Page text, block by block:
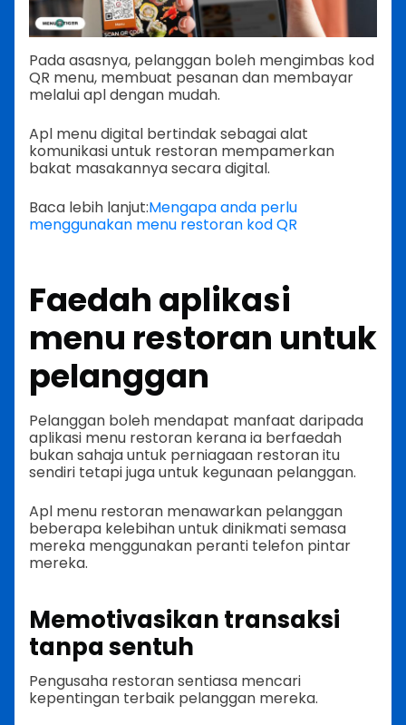
Pada asasnya, pelanggan boleh mengimbas kod
QR menu, membuat pesanan dan membayar
melalui apl dengan mudah.
Apl menu digital bertindak sebagai alat
komunikasi untuk restoran mempamerkan
bakat masakannya secara digital.
Baca lebih lanjut:Mengapa anda perlu
menggunakan menu restoran kod QR
Faedah aplikasi
menu restoran untuk
pelanggan
Pelanggan boleh mendapat manfaat daripada
aplikasi menu restoran kerana ia berfaedah
bukan sahaja untuk perniagaan restoran itu
sendiri tetapi juga untuk kegunaan pelanggan.
Apl menu restoran menawarkan pelanggan
beberapa kelebihan untuk dinikmati semasa
mereka menggunakan peranti telefon pintar
mereka.
Memotivasikan transaksi
tanpa sentuh
Pengusaha restoran sentiasa mencari
kepentingan terbaik pelanggan mereka.